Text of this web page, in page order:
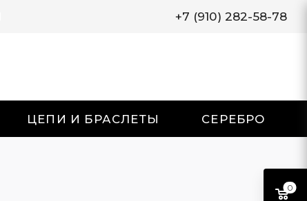
+7 (910) 282-58-78
ЦЕПИ И БРАСЛЕТЫ СЕРЕБРО
0